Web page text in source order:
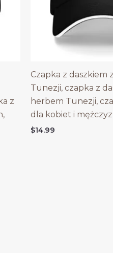
z
Czapka z daszkiem
Tunezji, czapka z
herbem Tunezji,
dla kobiet i
$14.99